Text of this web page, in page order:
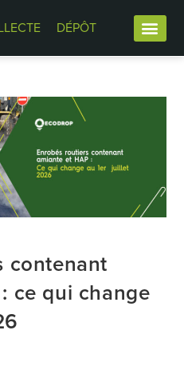
DÉPÔT
contenant
ce qui change